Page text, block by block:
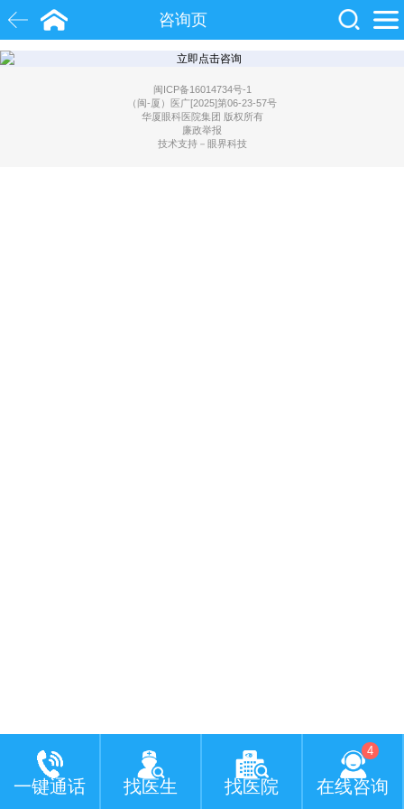
咨询页
近视
眼底病
闽ICP备16014734号-1
（闽-厦）医广[2025]第06-23-57号
华厦眼科医院集团 版权所有
廉政举报
技术支持－眼界科技
一键通话 找医生 找医院
4
在线咨询